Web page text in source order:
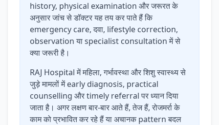
history, physical examination और जरूरत के
अनुसार जांच से डॉक्टर यह तय कर पाते हैं कि
emergency care, दवा, lifestyle correction,
observation या specialist consultation में से
क्या जरूरी है।
RAJ Hospital में महिला, गर्भावस्था और शिशु स्वास्थ्य से
जुड़े मामलों में early diagnosis, practical
counselling और timely referral पर ध्यान दिया
जाता है। अगर लक्षण बार-बार आते हैं, तेज हैं, रोजमर्रा के
काम को प्रभावित कर रहे हैं या अचानक pattern बदल